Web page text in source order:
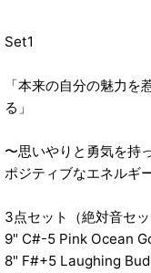
Set1
「本来の自分の魅力
る」
〜思いやりと勇気を持
ポジティブなエネルギ
3点セット（絶対音セッ
9" C#-5 Pink Ocean
8" F#+5 Laughing